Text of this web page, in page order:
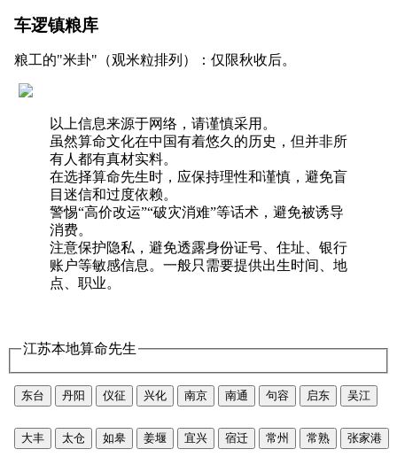
车逻镇粮库
粮工的"米卦"（观米粒排列）：仅限秋收后。
以上信息来源于网络，请谨慎采用。
虽然算命文化在中国有着悠久的历史，但并非所
有人都有真材实料。
在选择算命先生时，应保持理性和谨慎，避免盲
目迷信和过度依赖。
警惕“高价改运”“破灾消难”等话术，避免被诱导
消费。
注意保护隐私，避免透露身份证号、住址、银行
账户等敏感信息。一般只需要提供出生时间、地
点、职业。
江苏本地算命先生
东台 丹阳 仪征 兴化 南京 南通 句容 启东 吴江
大丰 太仓 如皋 姜堰 宜兴 宿迁 常州 常熟 张家港